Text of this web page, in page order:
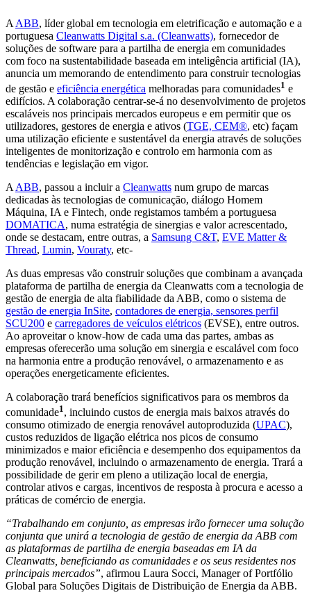
A ABB, líder global em tecnologia em eletrificação e automação e a
portuguesa Cleanwatts Digital s.a. (Cleanwatts), fornecedor de
soluções de software para a partilha de energia em comunidades
com foco na sustentabilidade baseada em inteligência artificial (IA),
anuncia um memorando de entendimento para construir tecnologias
de gestão e eficiência energética melhoradas para comunidades1 e
edifícios. A colaboração centrar-se-á no desenvolvimento de projetos
escaláveis nos principais mercados europeus e em permitir que os
utilizadores, gestores de energia e ativos (TGE, CEM®, etc) façam
uma utilização eficiente e sustentável da energia através de soluções
inteligentes de monitorização e controlo em harmonia com as
tendências e legislação em vigor.
A ABB, passou a incluir a Cleanwatts num grupo de marcas
dedicadas às tecnologias de comunicação, diálogo Homem
Máquina, IA e Fintech, onde registamos também a portuguesa
DOMATICA, numa estratégia de sinergias e valor acrescentado,
onde se destacam, entre outras, a Samsung C&T, EVE Matter &
Thread, Lumin, Vouraty, etc-
As duas empresas vão construir soluções que combinam a avançada
plataforma de partilha de energia da Cleanwatts com a tecnologia de
gestão de energia de alta fiabilidade da ABB, como o sistema de
gestão de energia InSite, contadores de energia, sensores perfil
SCU200 e carregadores de veículos elétricos (EVSE), entre outros.
Ao aproveitar o know-how de cada uma das partes, ambas as
empresas oferecerão uma solução em sinergia e escalável com foco
na harmonia entre a produção renovável, o armazenamento e as
operações energeticamente eficientes.
A colaboração trará benefícios significativos para os membros da
comunidade1, incluindo custos de energia mais baixos através do
consumo otimizado de energia renovável autoproduzida (UPAC),
custos reduzidos de ligação elétrica nos picos de consumo
minimizados e maior eficiência e desempenho dos equipamentos da
produção renovável, incluindo o armazenamento de energia. Trará a
possibilidade de gerir em pleno a utilização local de energia,
controlar ativos e cargas, incentivos de resposta à procura e acesso a
práticas de comércio de energia.
“Trabalhando em conjunto, as empresas irão fornecer uma solução
conjunta que unirá a tecnologia de gestão de energia da ABB com
as plataformas de partilha de energia baseadas em IA da
Cleanwatts, beneficiando as comunidades e os seus residentes nos
principais mercados”, afirmou Laura Socci, Manager of Portfólio
Global para Soluções Digitais de Distribuição de Energia da ABB.